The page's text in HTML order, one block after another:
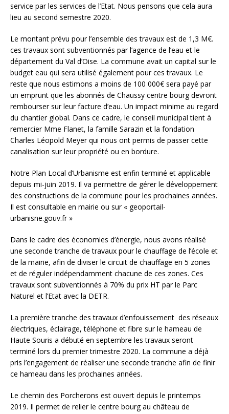
service par les services de l’Etat. Nous pensons que cela aura
lieu au second semestre 2020.
Le montant prévu pour l’ensemble des travaux est de 1,3 M€.
ces travaux sont subventionnés par l’agence de l’eau et le
département du Val d’Oise. La commune avait un capital sur le
budget eau qui sera utilisé également pour ces travaux. Le
reste que nous estimons a moins de 100 000€ sera payé par
un emprunt que les abonnés de Chaussy centre bourg devront
rembourser sur leur facture d’eau. Un impact minime au regard
du chantier global. Dans ce cadre, le conseil municipal tient à
remercier Mme Flanet, la famille Sarazin et la fondation
Charles Léopold Meyer qui nous ont permis de passer cette
canalisation sur leur propriété ou en bordure.
Notre Plan Local d’Urbanisme est enfin terminé et applicable
depuis mi-juin 2019. Il va permettre de gérer le développement
des constructions de la commune pour les prochaines années.
Il est consultable en mairie ou sur « geoportail-
urbanisne.gouv.fr »
Dans le cadre des économies d’énergie, nous avons réalisé
une seconde tranche de travaux pour le chauffage de l’école et
de la mairie, afin de diviser le circuit de chauffage en 5 zones
et de réguler indépendamment chacune de ces zones. Ces
travaux sont subventionnés à 70% du prix HT par le Parc
Naturel et l’Etat avec la DETR.
La première tranche des travaux d’enfouissement des réseaux
électriques, éclairage, téléphone et fibre sur le hameau de
Haute Souris a débuté en septembre les travaux seront
terminé lors du premier trimestre 2020. La commune a déjà
pris l’engagement de réaliser une seconde tranche afin de finir
ce hameau dans les prochaines années.
Le chemin des Porcherons est ouvert depuis le printemps
2019. Il permet de relier le centre bourg au château de